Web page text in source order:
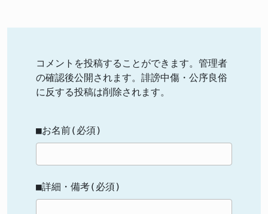
コメントを投稿することができます。管理者
の確認後公開されます。誹謗中傷・公序良俗
に反する投稿は削除されます。
■お名前(必須)
■詳細・備考(必須)